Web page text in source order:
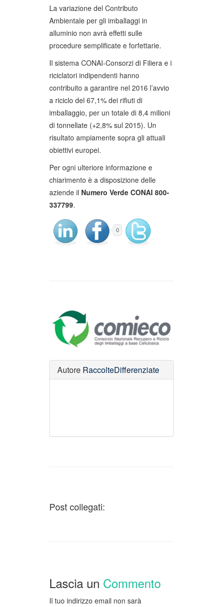
La variazione del Contributo
Ambientale per gli imballaggi in
alluminio non avrà effetti sulle
procedure semplificate e forfettarie.
Il sistema CONAI-Consorzi di Filiera e i
riciclatori indipendenti hanno
contribuito a garantire nel 2016 l’avvio
a riciclo del 67,1% dei rifiuti di
imballaggio, per un totale di 8,4 milioni
di tonnellate (+2,8% sul 2015). Un
risultato ampiamente sopra gli attuali
obiettivi europei.
Per ogni ulteriore informazione e
chiarimento è a disposizione delle
aziende il Numero Verde CONAI 800-
337799.
0
Autore RaccolteDifferenziate
Post collegati:
Lascia un Commento
Il tuo indirizzo email non sarà